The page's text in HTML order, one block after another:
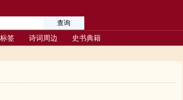
签 诗词周边
史书典籍